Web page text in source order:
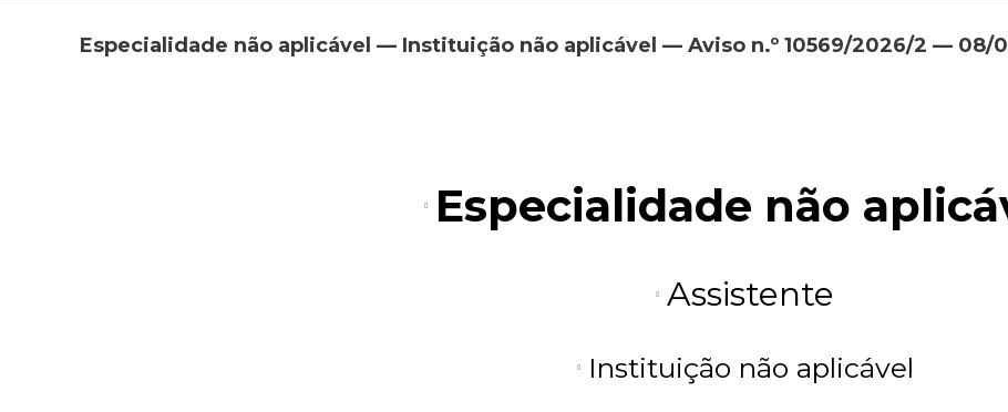
Especialidade não aplicável — Instituição não aplicável — Aviso n.º 10569/2026/2 — 08/
Especialidade não
Assistente
Instituição não aplicável